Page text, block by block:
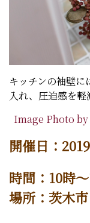
キッチンの袖壁に
入れ、圧迫感を軽
Image Photo
開催日：
時間：10時
場所：茨木